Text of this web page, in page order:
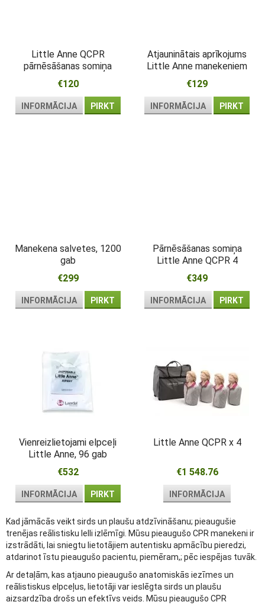
Little Anne QCPR
pārnēsāšanas somiņa
€120
INFORMĀCIJA PIRKT
Atjauninātais aprīkojums
Little Anne manekeniem
€129
INFORMĀCIJA PIRKT
Manekena salvetes, 1200
gab
€299
INFORMĀCIJA PIRKT
Pārnēsāšanas somiņa
Little Anne QCPR 4
iepakojumā
€349
INFORMĀCIJA PIRKT
Vienreizlietojami elpceļi
Little Anne, 96 gab
€532
INFORMĀCIJA PIRKT
Little Anne QCPR x 4
€1 548.76
INFORMĀCIJA
Kad jāmācās veikt sirds un plaušu atdzīvināšanu; pieaugušie
trenējas reālistisku lelli izlēmīgi. Mūsu pieaugušo CPR manekeni ir
izstrādāti, lai sniegtu lietotājiem autentisku apmācību pieredzi,
atdarinot īstu pieaugušo pacientu, piemēram,; pēc iespējas tuvāk.
Ar detaļām, kas atjauno pieaugušo anatomiskās iezīmes un
reālistiskus elpceļus, lietotāji var ieslēgta sirds un plaušu
aizsardzība drošs un efektīvs veids. Mūsu pieaugušo CPR